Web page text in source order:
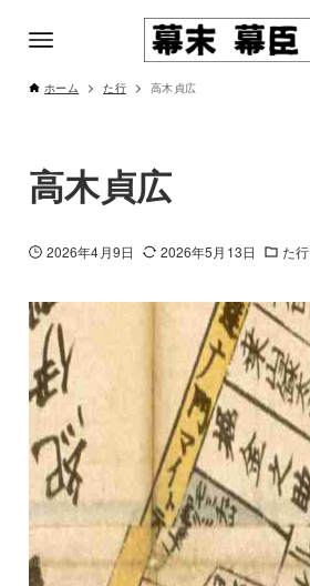
ホーム た行 高木貞広
高木貞広
2026年4月9日 2026年5月13日 た行